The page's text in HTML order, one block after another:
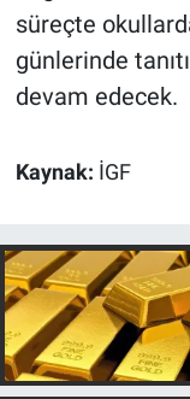
süreçte
günlerinde
devam edecek.
Kaynak: İGF